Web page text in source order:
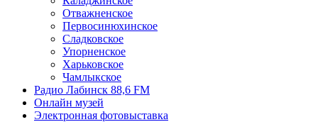
Отважненское
Первосинюхинское
Сладковское
Упорненское
Харьковское
Чамлыкское
Радио Лабинск 88,6 FM
Онлайн музей
Электронная фотовыставка